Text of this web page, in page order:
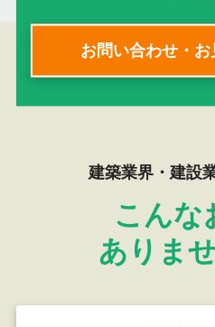
お問い合わせ・
建築業界・建設
こんな
ありま